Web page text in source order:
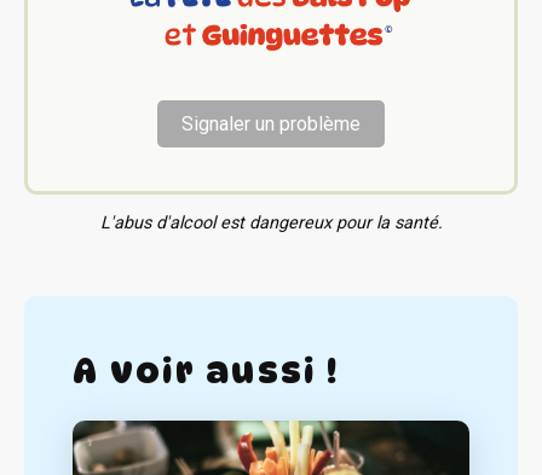
Signaler un problème
L'abus d'alcool est dangereux pour la santé.
A voir aussi !